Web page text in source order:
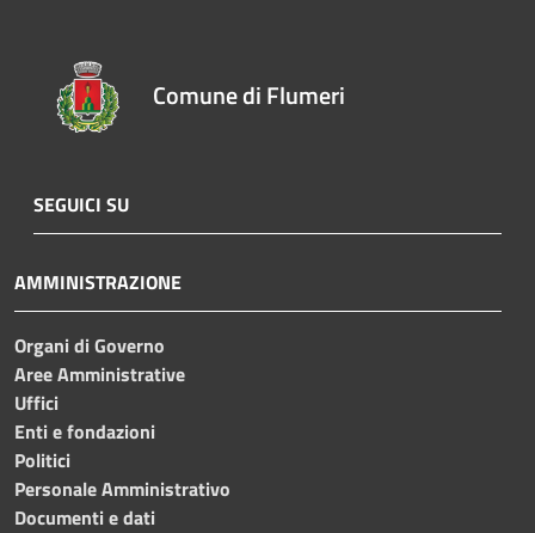
Comune di Flumeri
SEGUICI SU
AMMINISTRAZIONE
Organi di Governo
Aree Amministrative
Uffici
Enti e fondazioni
Politici
Personale Amministrativo
Documenti e dati